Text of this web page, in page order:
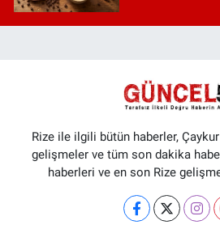
Rize ile ilgili bütün haberler,
gelişmeler ve tüm son dakika
haberleri ve en son Rize